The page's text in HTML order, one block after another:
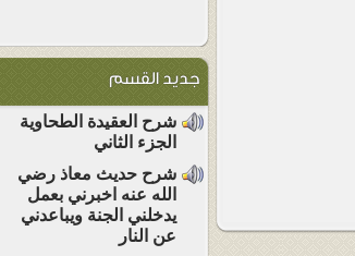
جديد القسم
شرح العقيدة الطحاوية
الجزء الثاني
شرح حديث معاذ رضي
الله عنه اخبرني بعمل
يدخلني الجنة ويباعدني
عن النار